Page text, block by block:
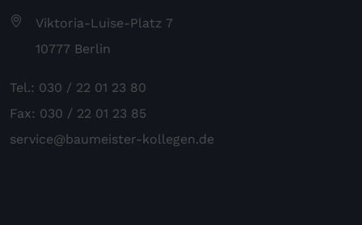
Viktoria-Luise-Platz 7
10777 Berlin
Tel.: 030 / 22 01 23 80
Fax: 030 / 22 01 23 85
service@baumeister-kollegen.de